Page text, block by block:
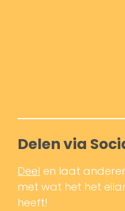
Delen via
Deel en laat
met wat het het
heeft!